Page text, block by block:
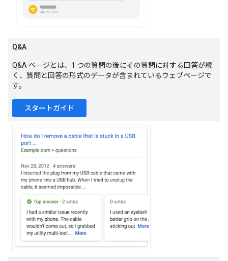
Q&A
Q&A ページとは、1 つの質問の後にその質問に対する回答が続
く、質問と回答の形式のデータが含まれているウェブページで
す。
スタートガイド